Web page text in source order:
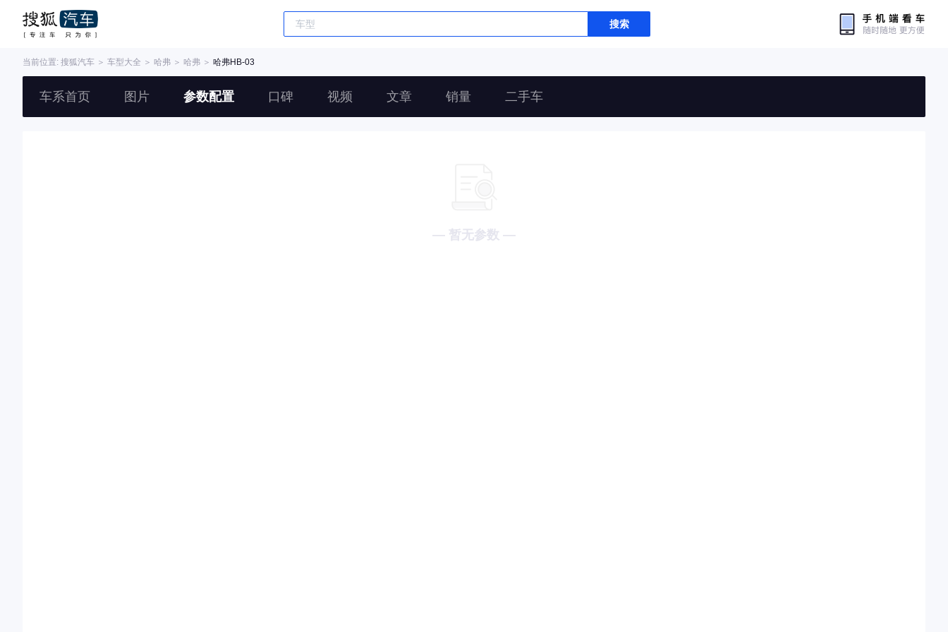
搜索
当前位置: 搜狐汽车 ＞ 车型大全 ＞ 哈弗 ＞ 哈弗 ＞ 哈弗HB-03
车系首页 图片 参数配置 口碑 视频 文章 销量 二手车
— 暂无参数 —